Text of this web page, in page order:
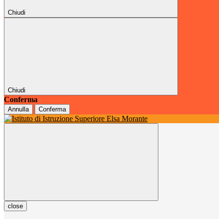
Chiudi
Chiudi
Conferma
Annulla Conferma
close